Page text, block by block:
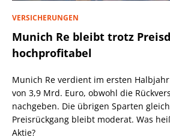
VERSICHERUNGEN
Munich Re bleibt trotz
hochprofitabel
Munich Re verdient im ersten
von 3,9 Mrd. Euro, obwohl die
nachgeben. Die übrigen Sparten
Preisrückgang bleibt moderat. Was
Aktie?